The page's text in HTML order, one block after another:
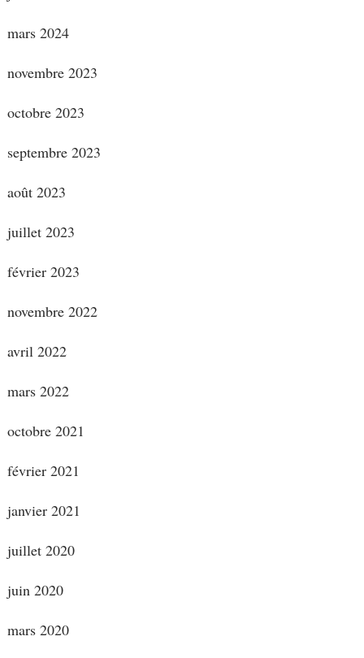
mars 2024
novembre 2023
octobre 2023
septembre 2023
août 2023
juillet 2023
février 2023
novembre 2022
avril 2022
mars 2022
octobre 2021
février 2021
janvier 2021
juillet 2020
juin 2020
mars 2020